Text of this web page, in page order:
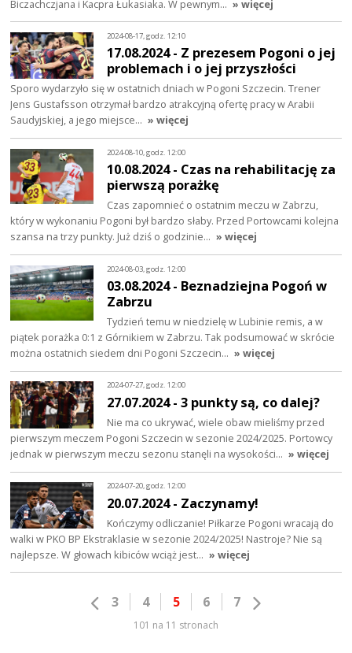
Biczachczjana i Kacpra Łukasiaka. W pewnym… » więcej
2024-08-17, godz. 12:10
17.08.2024 - Z prezesem Pogoni o jej
problemach i o jej przyszłości
Sporo wydarzyło się w ostatnich dniach w Pogoni Szczecin. Trener
Jens Gustafsson otrzymał bardzo atrakcyjną ofertę pracy w Arabii
Saudyjskiej, a jego miejsce… » więcej
2024-08-10, godz. 12:00
10.08.2024 - Czas na rehabilitację za
pierwszą porażkę
Czas zapomnieć o ostatnim meczu w Zabrzu,
który w wykonaniu Pogoni był bardzo słaby. Przed Portowcami kolejna
szansa na trzy punkty. Już dziś o godzinie… » więcej
2024-08-03, godz. 12:00
03.08.2024 - Beznadziejna Pogoń w
Zabrzu
Tydzień temu w niedzielę w Lubinie remis, a w
piątek porażka 0:1 z Górnikiem w Zabrzu. Tak podsumować w skrócie
można ostatnich siedem dni Pogoni Szczecin… » więcej
2024-07-27, godz. 12:00
27.07.2024 - 3 punkty są, co dalej?
Nie ma co ukrywać, wiele obaw mieliśmy przed
pierwszym meczem Pogoni Szczecin w sezonie 2024/2025. Portowcy
jednak w pierwszym meczu sezonu stanęli na wysokości… » więcej
2024-07-20, godz. 12:00
20.07.2024 - Zaczynamy!
Kończymy odliczanie! Piłkarze Pogoni wracają do
walki w PKO BP Ekstraklasie w sezonie 2024/2025! Nastroje? Nie są
najlepsze. W głowach kibiców wciąż jest… » więcej
3 4 5 6 7
101 na 11 stronach